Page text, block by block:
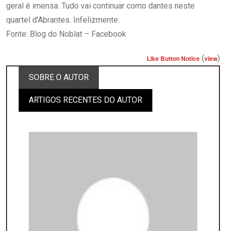
geral é imensa. Tudo vai continuar como dantes neste
quartel d’Abrantes. Infelizmente.
Fonte: Blog do Noblat – Facebook
Like Button Notice (view)
SOBRE O AUTOR
ARTIGOS RECENTES DO AUTOR